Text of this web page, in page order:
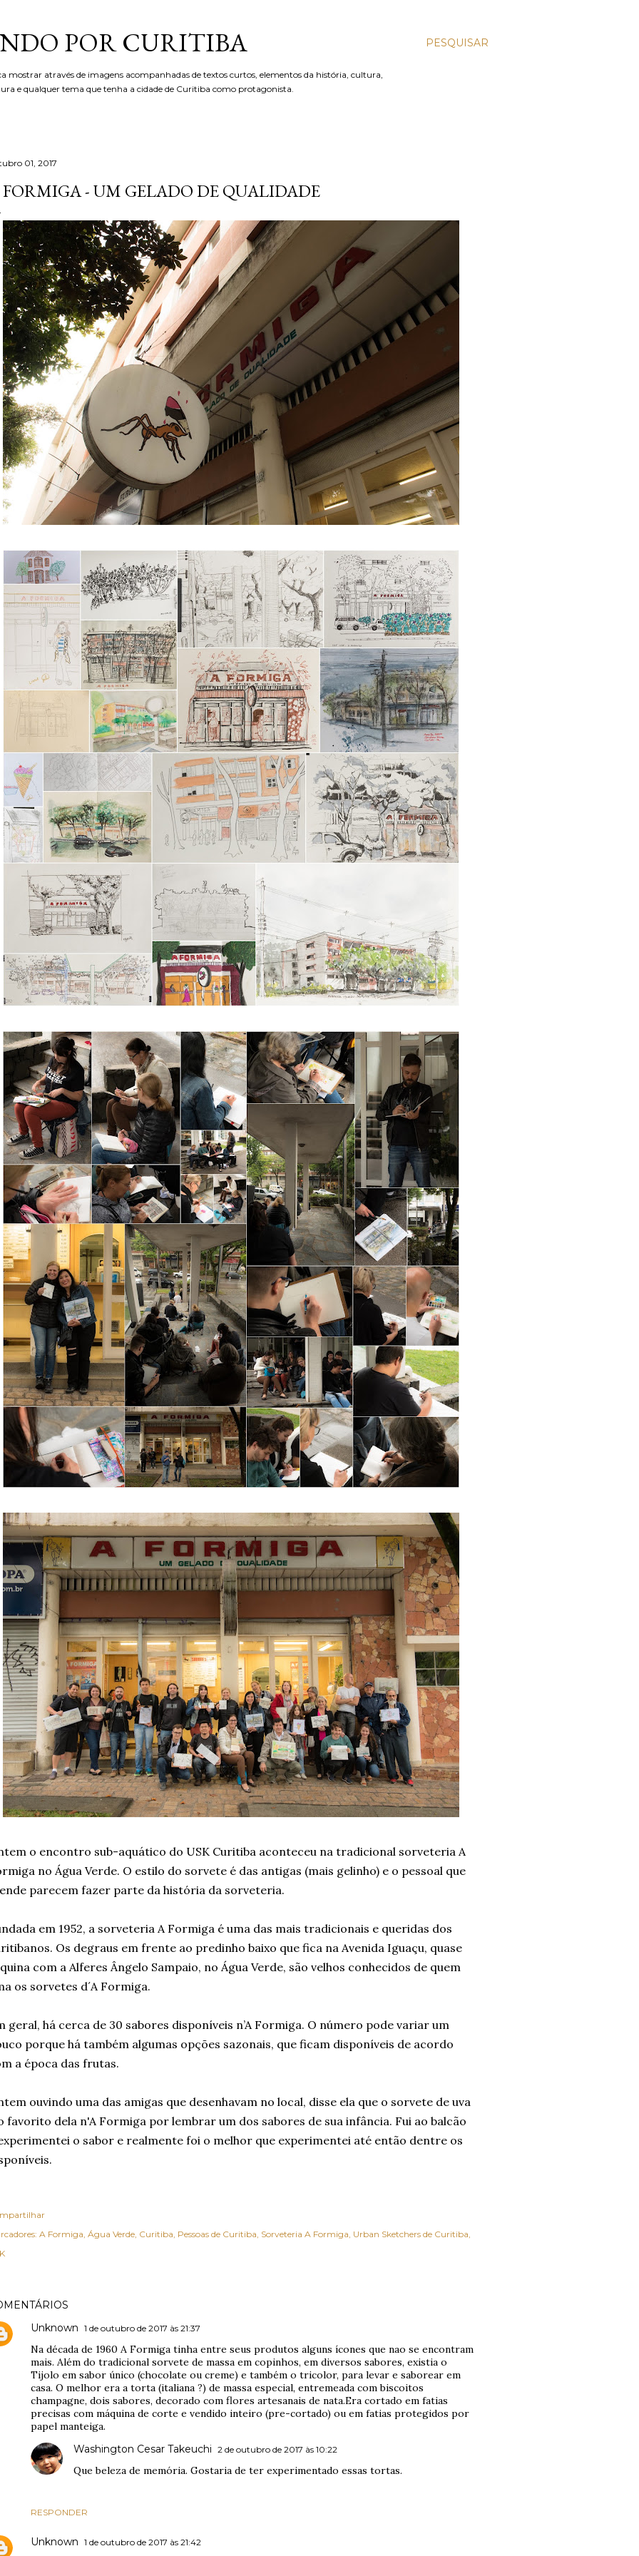
PESQUISAR
POR CURITIBA
mostrar através de imagens acompanhadas de textos curtos, elementos da história, cultura,
e qualquer tema que tenha a cidade de Curitiba como protagonista.
01, 2017
- UM GELADO DE QUALIDADE
o encontro sub-aquático do USK Curitiba aconteceu na tradicional sorveteria A
no Água Verde. O estilo do sorvete é das antigas (mais gelinho) e o pessoal que
parecem fazer parte da história da sorveteria.
em 1952, a sorveteria A Formiga é uma das mais tradicionais e queridas dos
Os degraus em frente ao predinho baixo que fica na Avenida Iguaçu, quase
com a Alferes Ângelo Sampaio, no Água Verde, são velhos conhecidos de quem
os sorvetes d´A Formiga.
geral, há cerca de 30 sabores disponíveis n’A Formiga. O número pode variar um
porque há também algumas opções sazonais, que ficam disponíveis de acordo
a época das frutas.
ouvindo uma das amigas que desenhavam no local, disse ela que o sorvete de uva
favorito dela n'A Formiga por lembrar um dos sabores de sua infância. Fui ao balcão
o sabor e realmente foi o melhor que experimentei até então dentre os
A Formiga Água Verde Curitiba Pessoas de Curitiba Sorveteria A Formiga Urban Sketchers de Curitiba
Unknown 1 de outubro de 2017 às 21:37
Na década de 1960 A Formiga tinha entre seus produtos alguns ícones que nao se encontram
mais. Além do tradicional sorvete de massa em copinhos, em diversos sabores, existia o
Tijolo em sabor único (chocolate ou creme) e também o tricolor, para levar e saborear em
casa. O melhor era a torta (italiana ?) de massa especial, entremeada com biscoitos
champagne, dois sabores, decorado com flores artesanais de nata.Era cortado em fatias
precisas com máquina de corte e vendido inteiro (pre-cortado) ou em fatias protegidos por
papel manteiga.
RESPONDER
Washington Cesar Takeuchi 2 de outubro de 2017 às 10:22
Que beleza de memória. Gostaria de ter experimentado essas tortas.
Unknown 1 de outubro de 2017 às 21:42